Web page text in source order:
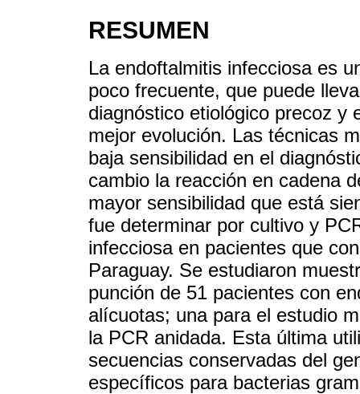
RESUMEN
La endoftalmitis infecciosa es
poco frecuente, que puede
diagnóstico etiológico precoz y
mejor evolución. Las técnicas
baja sensibilidad en el
cambio la reacción en cadena
mayor sensibilidad que está
fue determinar por cultivo y
infecciosa en pacientes que
Paraguay. Se estudiaron
punción de 51 pacientes con
alícuotas; una para el estudio
la PCR anidada. Esta última
secuencias conservadas del
específicos para bacterias